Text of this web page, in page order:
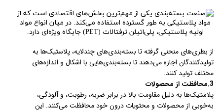
از بطری‌های منحنی گرفته تا بسته‌بندی‌های چندلایه، پلاستیک‌ها به
تولیدکنندگان اجازه می‌دهند تا بسته‌بندی‌هایی با اشکال و اندازه‌های
مختلف تولید کنند.
3.محافظت از محصولات
پلاستیک‌ها به دلیل مقاومت بالا در برابر ضربه، رطوبت، و آلودگی،
به‌خوبی از محصولات و محتویات درون خود محافظت می‌کنند. این